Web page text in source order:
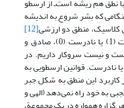
نطق هم ریشه است‌ـ از ارسطو
که بشر شروع به اندیشه
منطق دو ارزشی[12]
است. در این منطق با ارزش‌های درست (1) یا نادرست (0)، صادق و
و نیست سروکار داریم. در
نادرست. قوانین ارسطویی به
کاربرد این منطق به شکل جبر
به خود راه نمی‌دهد (الهی و